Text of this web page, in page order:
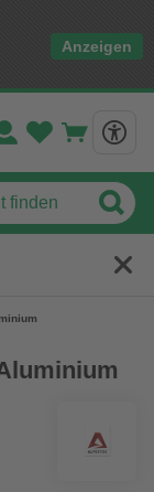
Anzeigen